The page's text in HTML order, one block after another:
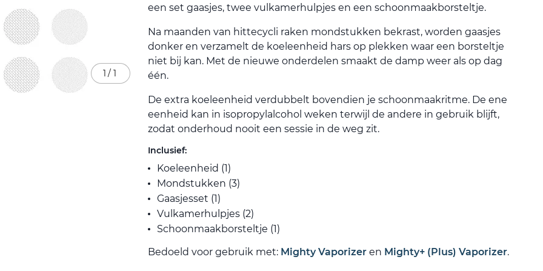
een set gaasjes, twee vulkamerhulpjes en een schoonmaakborsteltje.
Na maanden van hittecycli raken mondstukken bekrast, worden gaasjes
donker en verzamelt de koeleenheid hars op plekken waar een borsteltje
niet bij kan. Met de nieuwe onderdelen smaakt de damp weer als op dag
één.
De extra koeleenheid verdubbelt bovendien je schoonmaakritme. De ene
eenheid kan in isopropylalcohol weken terwijl de andere in gebruik blijft,
zodat onderhoud nooit een sessie in de weg zit.
Inclusief:
Koeleenheid (1)
Mondstukken (3)
Gaasjesset (1)
Vulkamerhulpjes (2)
Schoonmaakborsteltje (1)
Bedoeld voor gebruik met: Mighty Vaporizer en Mighty+ (Plus) Vaporizer.
1 / 1